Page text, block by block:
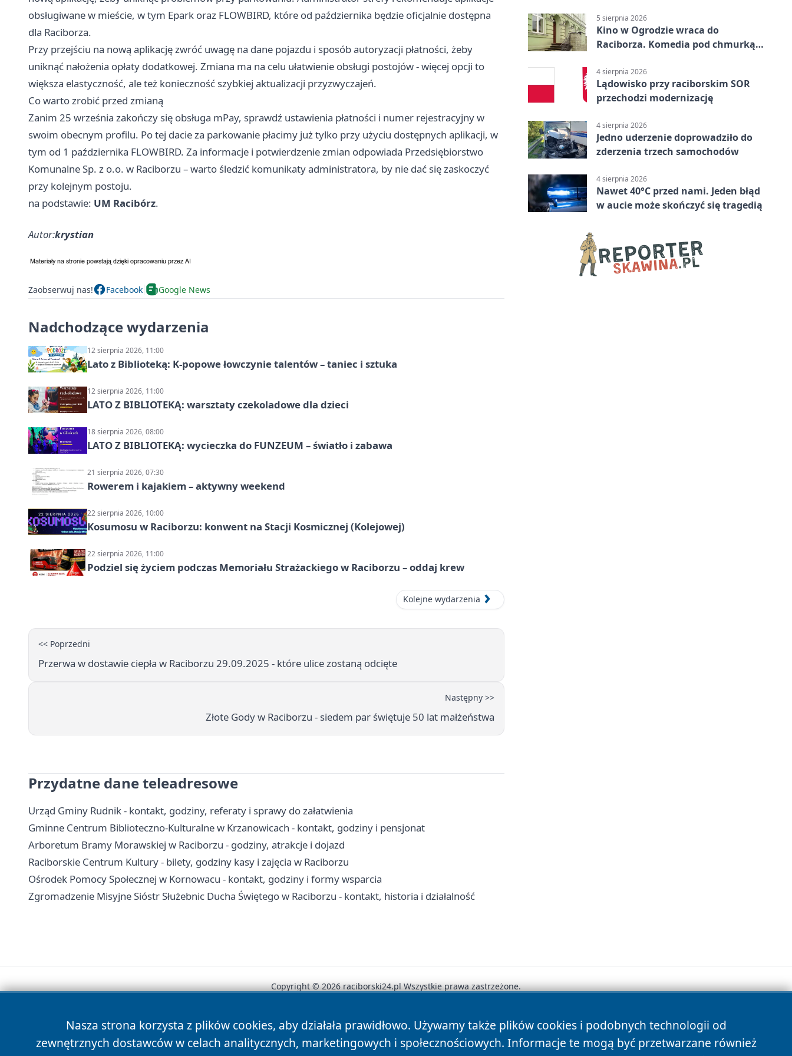
obsługiwane w mieście, w tym Epark oraz FLOWBIRD, które od października będzie oficjalnie dostępna
dla Raciborza.
Przy przejściu na nową aplikację zwróć uwagę na dane pojazdu i sposób autoryzacji płatności, żeby
uniknąć nałożenia opłaty dodatkowej. Zmiana ma na celu ułatwienie obsługi postojów - więcej opcji to
większa elastyczność, ale też konieczność szybkiej aktualizacji przyzwyczajeń.
Co warto zrobić przed zmianą
Zanim 25 września zakończy się obsługa mPay, sprawdź ustawienia płatności i numer rejestracyjny w
swoim obecnym profilu. Po tej dacie za parkowanie płacimy już tylko przy użyciu dostępnych aplikacji, w
tym od 1 października FLOWBIRD. Za informacje i potwierdzenie zmian odpowiada Przedsiębiorstwo
Komunalne Sp. z o.o. w Raciborzu – warto śledzić komunikaty administratora, by nie dać się zaskoczyć
przy kolejnym postoju.
na podstawie: UM Racibórz.
Autor:krystian
Zaobserwuj nas! Facebook Google News
Nadchodzące wydarzenia
12 sierpnia 2026, 11:00
Lato z Biblioteką: K-popowe łowczynie talentów – taniec i sztuka
12 sierpnia 2026, 11:00
LATO Z BIBLIOTEKĄ: warsztaty czekoladowe dla dzieci
18 sierpnia 2026, 08:00
LATO Z BIBLIOTEKĄ: wycieczka do FUNZEUM – światło i zabawa
21 sierpnia 2026, 07:30
Rowerem i kajakiem – aktywny weekend
22 sierpnia 2026, 10:00
Kosumosu w Raciborzu: konwent na Stacji Kosmicznej (Kolejowej)
22 sierpnia 2026, 11:00
Podziel się życiem podczas Memoriału Strażackiego w Raciborzu – oddaj krew
Kolejne wydarzenia
<< Poprzedni
Przerwa w dostawie ciepła w Raciborzu 29.09.2025 - które ulice zostaną odcięte
Następny >>
Złote Gody w Raciborzu - siedem par świętuje 50 lat małżeństwa
Przydatne dane teleadresowe
Urząd Gminy Rudnik - kontakt, godziny, referaty i sprawy do załatwienia
Gminne Centrum Biblioteczno-Kulturalne w Krzanowicach - kontakt, godziny i pensjonat
Arboretum Bramy Morawskiej w Raciborzu - godziny, atrakcje i dojazd
Raciborskie Centrum Kultury - bilety, godziny kasy i zajęcia w Raciborzu
Ośrodek Pomocy Społecznej w Kornowacu - kontakt, godziny i formy wsparcia
Zgromadzenie Misyjne Sióstr Służebnic Ducha Świętego w Raciborzu - kontakt, historia i działalność
5 sierpnia 2026
Kino w Ogrodzie wraca do
Raciborza. Komedia pod chmurką
4 sierpnia 2026
Lądowisko przy raciborskim SOR
przechodzi modernizację
4 sierpnia 2026
Jedno uderzenie doprowadziło do
zderzenia trzech samochodów
4 sierpnia 2026
Nawet 40°C przed nami. Jeden błąd
w aucie może skończyć się tragedią
Nasza strona korzysta z plików cookies, aby działała prawidłowo. Używamy także plików cookies i podobnych technologii od
zewnętrznych dostawców w celach analitycznych, marketingowych i społecznościowych. Informacje te mogą być przetwarzane również
Copyright © 2026 raciborski24.pl Wszystkie prawa zastrzeżone.
News Autorzy Polityka Prywatności Polityka Cookies